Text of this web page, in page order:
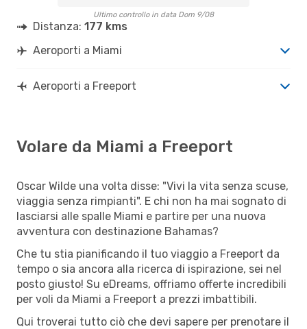
Ultimo controllo in data Dom 9/08
Distanza: 177 kms
Aeroporti a Miami
Aeroporti a Freeport
Volare da Miami a Freeport
Oscar Wilde una volta disse: "Vivi la vita senza scuse,
viaggia senza rimpianti". E chi non ha mai sognato di
lasciarsi alle spalle Miami e partire per una nuova
avventura con destinazione Bahamas?
Che tu stia pianificando il tuo viaggio a Freeport da
tempo o sia ancora alla ricerca di ispirazione, sei nel
posto giusto! Su eDreams, offriamo offerte incredibili
per voli da Miami a Freeport a prezzi imbattibili.
Qui troverai tutto ciò che devi sapere per prenotare il